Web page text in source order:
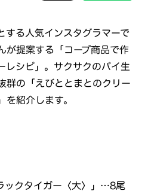
する人気インスタグラマーで
が提案する「コープ商品で作
レシピ」。サクサクのパイ生
群の「えびととまとのクリー
を紹介します。
ックタイガー〈大〉」…8尾